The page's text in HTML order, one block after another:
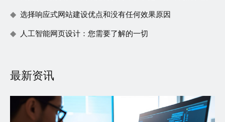
选择响应式网站建设优点和没有任何效果原因
人工智能网页设计：您需要了解的一切
最新资讯